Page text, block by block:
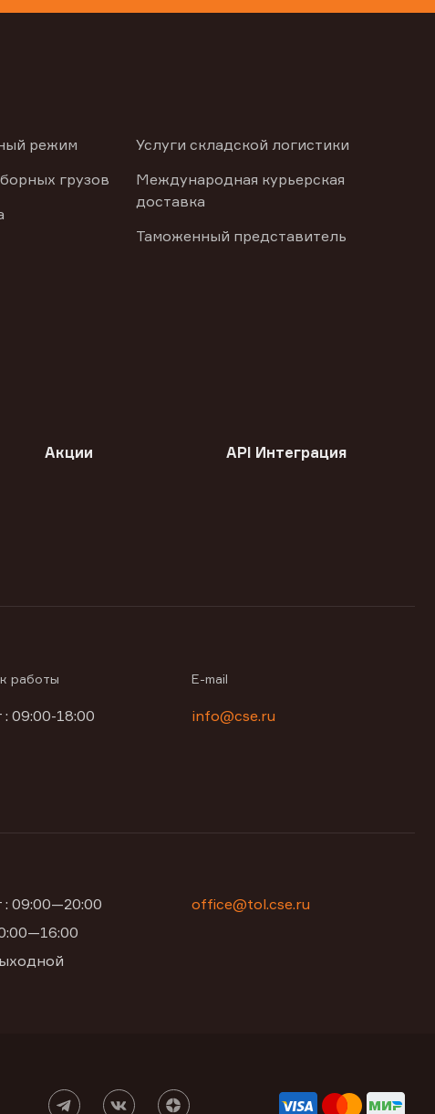
режим
грузов
Услуги складской логистики
Международная курьерская
доставка
Таможенный представитель
Акции API Интеграция
работы
: 09:00-18:00
E-mail
info@cse.ru
: 09:00—20:00
office@tol.cse.ru